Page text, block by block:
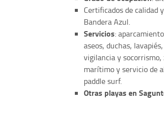
Certificados de calidad
Bandera Azul.
Servicios:
aseos, duchas,
vigilancia y
marítimo y servicio de
paddle surf.
Otras playas en